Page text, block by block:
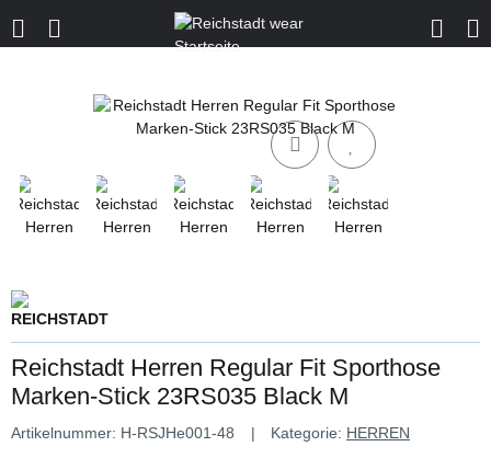
Reichstadt Herren Regular Fit Sporthose
Marken-Stick 23RS035 Black M
Artikelnummer: H-RSJHe001-48 Kategorie: HERREN